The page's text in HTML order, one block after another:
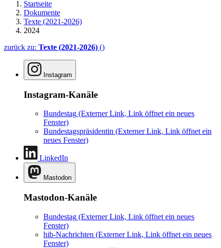
Startseite
Dokumente
Texte (2021-2026)
2024
zurück zu: Texte (2021-2026) ()
Instagram
Instagram-Kanäle
Bundestag (Externer Link, Link öffnet ein neues
Fenster)
Bundestagspräsidentin (Externer Link, Link öffnet ein
neues Fenster)
LinkedIn
Mastodon
Mastodon-Kanäle
Bundestag (Externer Link, Link öffnet ein neues
Fenster)
hib-Nachrichten (Externer Link, Link öffnet ein neues
Fenster)